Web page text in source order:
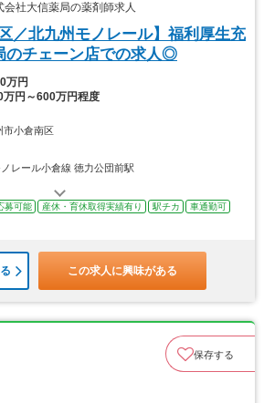
社大信薬局の薬剤師求人
／北九州モノレール】福利厚生充
のチェーン店での求人◎
万円
万円～600万円程度
市小倉南区
レール小倉線 徳力公団前駅
募可能 産休・育休取得実績有り 駅チカ
車通勤可
この求人に興味がある
保存する